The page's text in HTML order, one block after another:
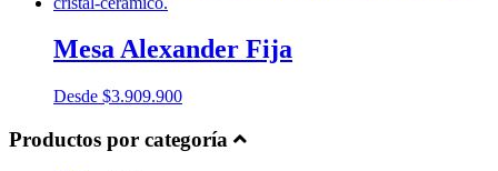
Mesa Alexander Fija
Desde $3.909.900
Productos por categoría